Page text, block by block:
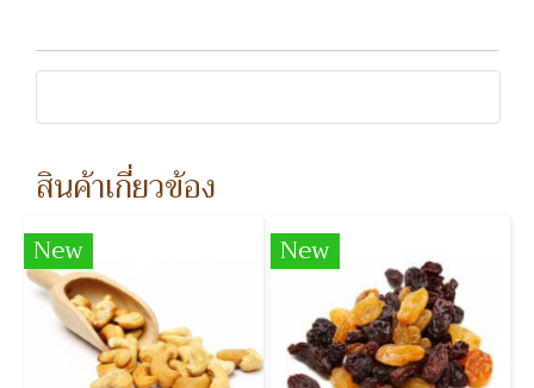
สินค้าเกี่ยวข้อง
New New